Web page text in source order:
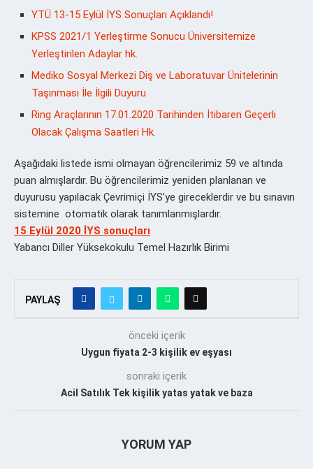
YTÜ 13-15 Eylül İYS Sonuçları Açıklandı!
KPSS 2021/1 Yerleştirme Sonucu Üniversitemize
Yerleştirilen Adaylar hk.
Mediko Sosyal Merkezi Diş ve Laboratuvar Ünitelerinin
Taşınması İle İlgili Duyuru
Ring Araçlarının 17.01.2020 Tarihinden İtibaren Geçerli
Olacak Çalışma Saatleri Hk.
Aşağıdaki listede ismi olmayan öğrencilerimiz 59 ve altında
puan almışlardır. Bu öğrencilerimiz yeniden planlanan ve
duyurusu yapılacak Çevrimiçi İYS’ye gireceklerdir ve bu sınavın
sistemine otomatik olarak tanımlanmışlardır.
15 Eylül 2020 İYS sonuçları
Yabancı Diller Yüksekokulu Temel Hazırlık Birimi
PAYLAŞ
önceki içerik
Uygun fiyata 2-3 kişilik ev eşyası
sonraki içerik
Acil Satılık Tek kişilik yatas yatak ve baza
YORUM YAP